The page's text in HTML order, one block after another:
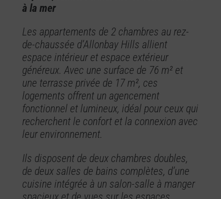
à la mer
Les appartements de 2 chambres au rez-
de-chaussée d’Allonbay Hills allient
espace intérieur et espace extérieur
généreux. Avec une surface de 76 m² et
une terrasse privée de 17 m², ces
logements offrent un agencement
fonctionnel et lumineux, idéal pour ceux qui
recherchent le confort et la connexion avec
leur environnement.
Ils disposent de deux chambres doubles,
de deux salles de bains complètes, d’une
cuisine intégrée à un salon-salle à manger
spacieux et de vues sur les espaces